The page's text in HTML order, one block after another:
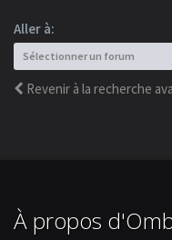
Aller à:
Sélectionner un forum
Revenir à la recherche
À propos